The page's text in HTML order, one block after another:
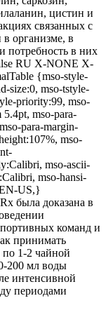
цистин и
связанных с
организме, в
потребность в них
RU X-NONE X-
{mso-style-
size:0, mso-tstyle-
priority:99, mso-
mso-para-
para-margin-
mso-
mso-ascii-
mso-hansi-
US,}
была доказана в
команд и
принимать
1-2 чайной
200 мл воды
интенсивной
периодами